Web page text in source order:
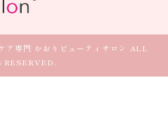
ア専門 かおりビューティサロン ALL